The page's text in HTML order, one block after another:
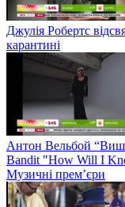
Джулія Робертс
карантині
Антон Вельбой
Bandit "How Will I
Музичні прем’єри